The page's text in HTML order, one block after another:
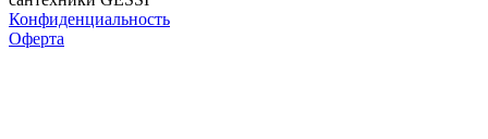
Конфиденциальность
Оферта